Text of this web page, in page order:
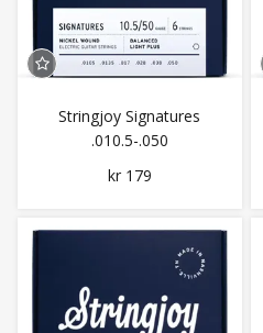
Stringjoy Signatures
.010.5-.050
kr 179